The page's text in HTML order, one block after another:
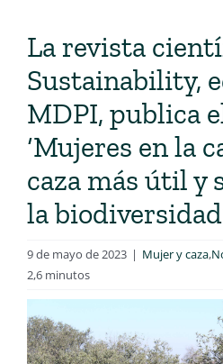
La revista
Sustainability,
MDPI, publica
‘Mujeres en la
caza más útil y
la
9 de mayo de 2023 | Mujer y caza,
2,6 minutos